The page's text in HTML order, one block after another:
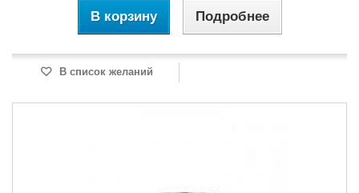
В корзину Подробнее
В список желаний